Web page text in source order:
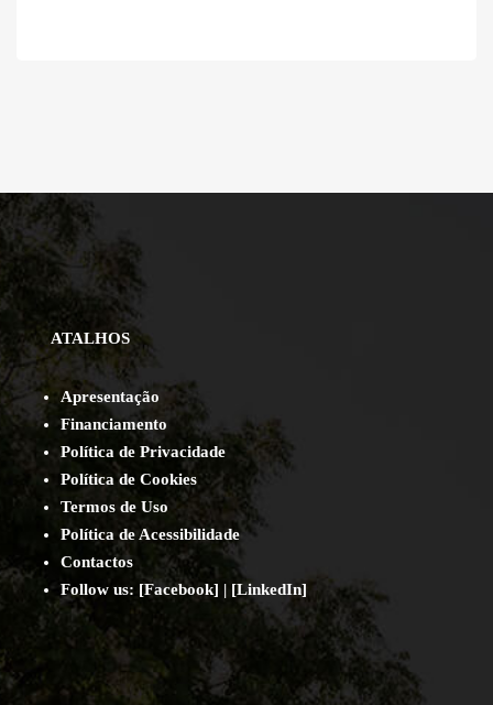
ATALHOS
Apresentação
Financiamento
Política de Privacidade
Política de Cookies
Termos de Uso
Política de Acessibilidade
Contactos
Follow us: [Facebook] | [LinkedIn]